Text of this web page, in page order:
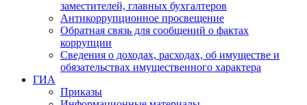
заместителей, главных бухгалтеров
Антикоррупционное просвещение
Обратная связь для сообщений о фактах
коррупции
Сведения о доходах, расходах, об имуществе и
обязательствах имущественного характера
ГИА
Приказы